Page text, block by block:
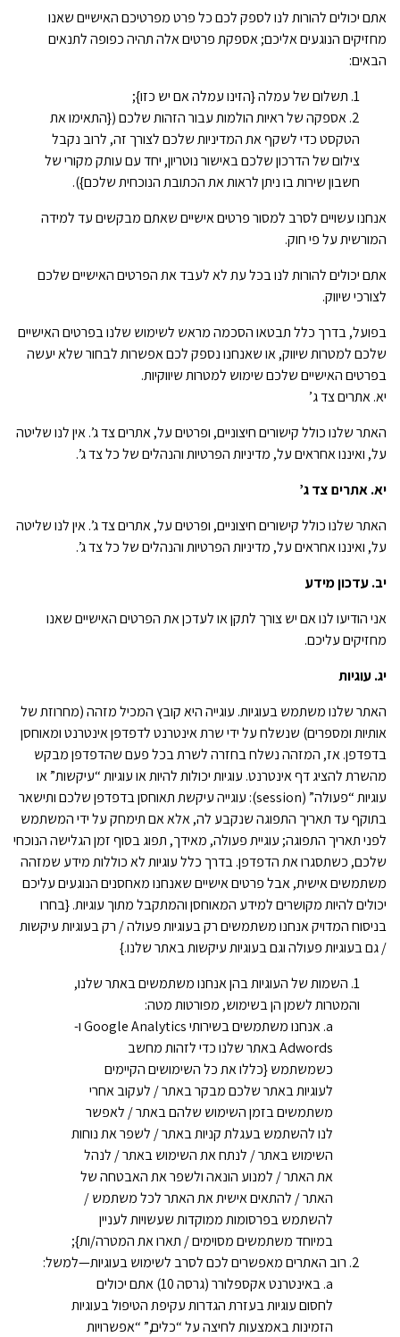
אתם יכולים להורות לנו לספק לכם כל פרט מפרטיכם האישיים שאנו
מחזיקים הנוגעים אליכם; אספקת פרטים אלה תהיה כפופה לתנאים
הבאים:
תשלום של עמלה {הזינו עמלה אם יש כזו};
אספקה של ראיות הולמות עבור הזהות שלכם ({התאימו את
הטקסט כדי לשקף את המדיניות שלכם לצורך זה, לרוב נקבל
צילום של הדרכון שלכם באישור נוטריון, יחד עם עותק מקורי של
חשבון שירות בו ניתן לראות את הכתובת הנוכחית שלכם}).
אנחנו עשויים לסרב למסור פרטים אישיים שאתם מבקשים עד למידה
המורשית על פי חוק.
אתם יכולים להורות לנו בכל עת לא לעבד את הפרטים האישיים שלכם
לצורכי שיווק.
בפועל, בדרך כלל תבטאו הסכמה מראש לשימוש שלנו בפרטים האישיים
שלכם למטרות שיווק, או שאנחנו נספק לכם אפשרות לבחור שלא יעשה
בפרטים האישיים שלכם שימוש למטרות שיווקיות.
יא. אתרים צד ג’
האתר שלנו כולל קישורים חיצוניים, ופרטים על, אתרים צד ג’. אין לנו שליטה
על, ואיננו אחראים על, מדיניות הפרטיות והנהלים של כל צד ג’.
יא. אתרים צד ג’
האתר שלנו כולל קישורים חיצוניים, ופרטים על, אתרים צד ג’. אין לנו שליטה
על, ואיננו אחראים על, מדיניות הפרטיות והנהלים של כל צד ג’.
יב. עדכון מידע
אני הודיעו לנו אם יש צורך לתקן או לעדכן את הפרטים האישיים שאנו
מחזיקים עליכם.
יג. עוגיות
האתר שלנו משתמש בעוגיות. עוגייה היא קובץ המכיל מזהה (מחרוזת של
אותיות ומספרים) שנשלח על ידי שרת אינטרנט לדפדפן אינטרנט ומאוחסן
בדפדפן. אז, המזהה נשלח בחזרה לשרת בכל פעם שהדפדפן מבקש
מהשרת להציג דף אינטרנט. עוגיות יכולות להיות או עוגיות “עיקשות” או
עוגיות “פעולה” (session): עוגייה עיקשת תאוחסן בדפדפן שלכם ותישאר
בתוקף עד תאריך התפוגה שנקבע לה, אלא אם תימחק על ידי המשתמש
לפני תאריך התפוגה; עוגיית פעולה, מאידך, תפוג בסוף זמן הגלישה הנוכחי
שלכם, כשתסגרו את הדפדפן. בדרך כלל עוגיות לא כוללות מידע שמזהה
משתמשים אישית, אבל פרטים אישיים שאנחנו מאחסנים הנוגעים עליכם
יכולים להיות מקושרים למידע המאוחסן והמתקבל מתוך עוגיות. {בחרו
בניסוח המדויק אנחנו משתמשים רק בעוגיות פעולה / רק בעוגיות עיקשות
/ גם בעוגיות פעולה וגם בעוגיות עיקשות באתר שלנו.}
השמות של העוגיות בהן אנחנו משתמשים באתר שלנו,
והמטרות לשמן הן בשימוש, מפורטות מטה:
אנחנו משתמשים בשירותי Google Analytics ו-
Adwords באתר שלנו כדי לזהות מחשב
כשמשתמש {כללו את כל השימושים הקיימים
לעוגיות באתר שלכם מבקר באתר / לעקוב אחרי
משתמשים בזמן השימוש שלהם באתר / לאפשר
לנו להשתמש בעגלת קניות באתר / לשפר את נוחות
השימוש באתר / לנתח את השימוש באתר / לנהל
את האתר / למנוע הונאה ולשפר את האבטחה של
האתר / להתאים אישית את האתר לכל משתמש /
להשתמש בפרסומות ממוקדות שעשויות לעניין
במיוחד משתמשים מסוימים / תארו את המטרה/ות};
רוב האתרים מאפשרים לכם לסרב לשימוש בעוגיות—למשל:
באינטרנט אקספלורר (גרסה 10) אתם יכולים
לחסום עוגיות בעזרת הגדרות עקיפת הטיפול בעוגיות
הזמינות באמצעות לחיצה על “כלים,” “אפשרויות